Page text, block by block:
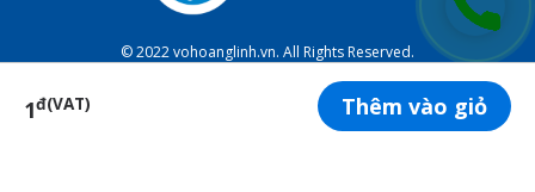
1đ(VAT) Thêm vào giỏ
© 2022 vohoanglinh.vn. All Rights Reserved.